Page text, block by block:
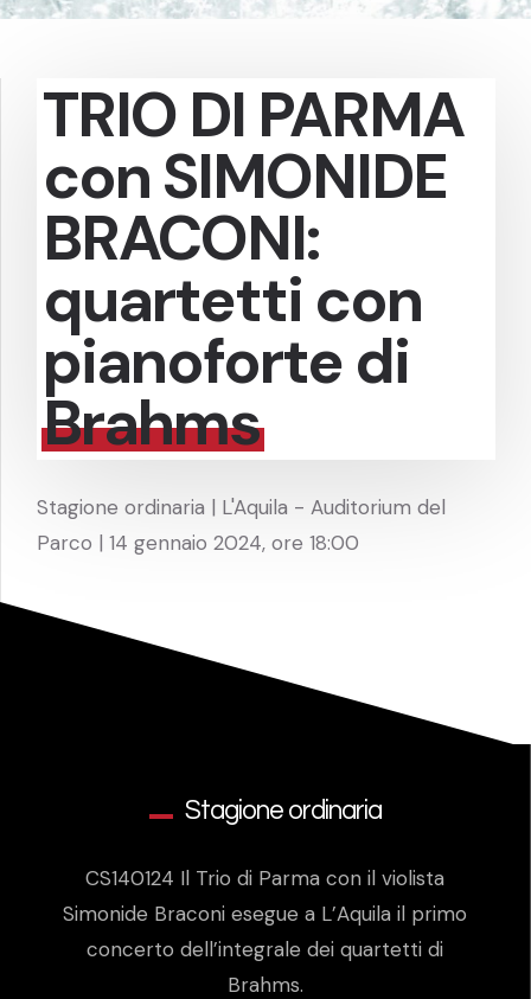
TRIO DI PARMA
con SIMONIDE
BRACONI:
quartetti con
pianoforte di
Brahms
Stagione ordinaria | L'Aquila - Auditorium del
Parco | 14 gennaio 2024, ore 18:00
Stagione ordinaria
CS140124 Il Trio di Parma con il violista
Simonide Braconi esegue a L’Aquila il primo
concerto dell’integrale dei quartetti di
Brahms.